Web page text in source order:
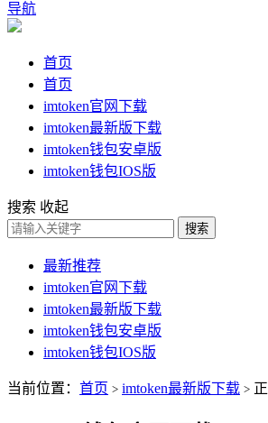
导航
首页
首页
imtoken官网下载
imtoken最新版下载
imtoken钱包安卓版
imtoken钱包IOS版
搜索 收起
搜索
最新推荐
imtoken官网下载
imtoken最新版下载
imtoken钱包安卓版
imtoken钱包IOS版
当前位置： 首页 > imtoken最新版下载 >